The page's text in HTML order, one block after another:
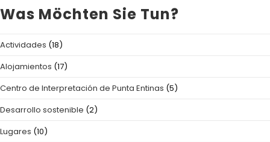
Was Möchten Sie Tun?
Actividades (18)
Alojamientos (17)
Centro de Interpretación de Punta Entinas (5)
Desarrollo sostenible (2)
Lugares (10)